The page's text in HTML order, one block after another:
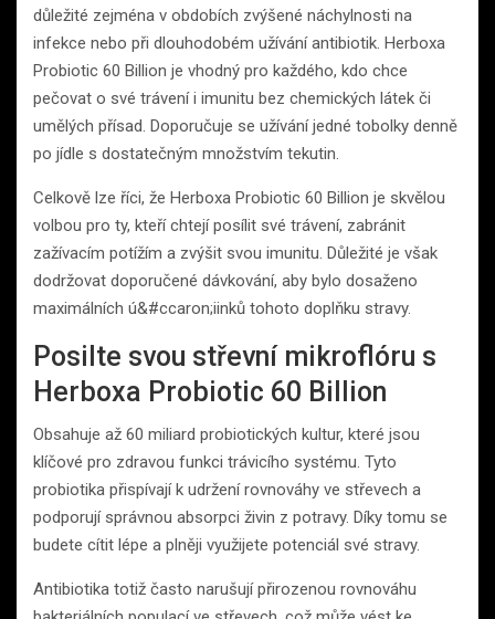
důležité zejména v obdobích zvýšené náchylnosti na
infekce nebo při dlouhodobém užívání antibiotik. Herboxa
Probiotic 60 Billion je vhodný pro každého, kdo chce
pečovat o své trávení i imunitu bez chemických látek či
umělých přísad. Doporučuje se užívání jedné tobolky denně
po jídle s dostatečným množstvím tekutin.
Celkově lze říci, že Herboxa Probiotic 60 Billion je skvělou
volbou pro ty, kteří chtejí posílit své trávení, zabránit
zažívacím potížím a zvýšit svou imunitu. Důležité je však
dodržovat doporučené dávkování, aby bylo dosaženo
maximálních ú&#ccaron;iinků tohoto doplňku stravy.
Posilte svou střevní mikroflóru s
Herboxa Probiotic 60 Billion
Obsahuje až 60 miliard probiotických kultur, které jsou
klíčové pro zdravou funkci trávicího systému. Tyto
probiotika přispívají k udržení rovnováhy ve střevech a
podporují správnou absorpci živin z potravy. Díky tomu se
budete cítit lépe a plněji využijete potenciál své stravy.
Antibiotika totiž často narušují přirozenou rovnováhu